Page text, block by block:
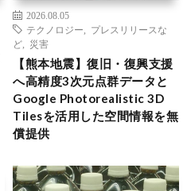
2026.08.05
テクノロジー
プレスリリースな
ど
災害
【熊本地震】復旧・復興支援
へ高精度3次元点群データと
Google Photorealistic 3D
Tilesを活用した空間情報を無
償提供